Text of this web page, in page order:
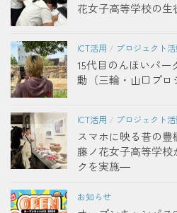
花女子高等学校の
ICT活用 / プロジェクト
15代目のんほいパ
動（三輪・山口プロ
ICT活用 / プロジェクト
スマホに映る昔の
藤ノ花女子高等学
クを実施―
お知らせ